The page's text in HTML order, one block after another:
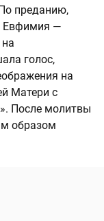
преданию,
Евфимия —
голос,
на
Матери с
После молитвы
образом